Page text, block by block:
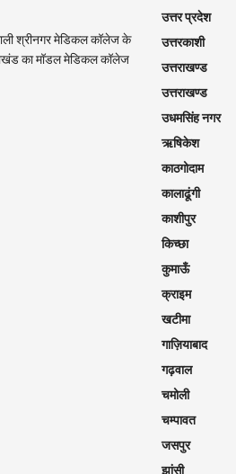
श्रीनगर मेडिकल कॉलेज के
का मॉडल मेडिकल कॉलेज
उत्तर प्रदेश
उत्तरकाशी
उत्तराखण्ड
उत्तराखण्ड
उधमसिंह नगर
ऋषिकेश
काठगोदाम
कालाढूंगी
काशीपुर
किच्छा
कुमाऊँ
क्राइम
खटीमा
गाज़ियाबाद
गढ़वाल
चमोली
चम्पावत
जसपुर
झांसी